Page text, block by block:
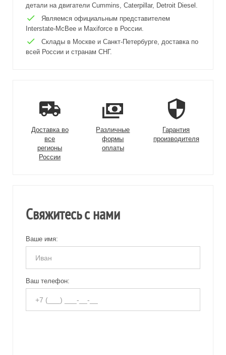
детали на двигатели Cummins, Caterpillar, Detroit Diesel.
Являемся официальным представителем
Interstate-McBee и Maxiforce в России.
Склады в Москве и Санкт-Петербурге, доставка по
всей России и странам СНГ.
Доставка во
все
регионы
России
Различные
формы
оплаты
Гарантия
производителя
Свяжитесь с нами
Ваше имя:
Ваш телефон: